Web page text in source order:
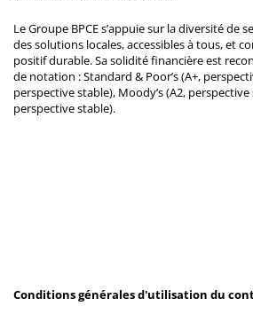
Le Groupe BPCE s’appuie sur la diversité de
des solutions locales, accessibles à tous, et
positif durable. Sa solidité financière est
de notation : Standard & Poor’s (A+,
perspective stable), Moody’s (A2, perspective
perspective stable).
Conditions générales d'utilisation du